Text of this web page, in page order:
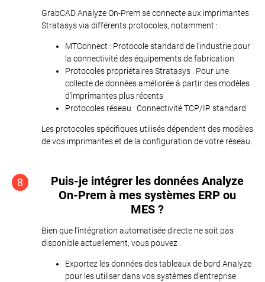
GrabCAD Analyze On-Prem se connecte aux imprimantes
Stratasys via différents protocoles, notamment :
MTConnect : Protocole standard de l'industrie pour
la connectivité des équipements de fabrication
Protocoles propriétaires Stratasys : Pour une
collecte de données améliorée à partir des modèles
d'imprimantes plus récents
Protocoles réseau : Connectivité TCP/IP standard
Les protocoles spécifiques utilisés dépendent des modèles
de vos imprimantes et de la configuration de votre réseau.
8
Puis-je intégrer les données Analyze
On-Prem à mes systèmes ERP ou
MES ?
Bien que l'intégration automatisée directe ne soit pas
disponible actuellement, vous pouvez :
Exportez les données des tableaux de bord Analyze
pour les utiliser dans vos systèmes d'entreprise